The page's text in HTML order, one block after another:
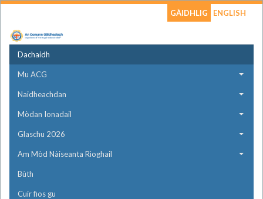
GÀIDHLIG ENGLISH
Dachaidh
Mu ACG
Naidheachdan
Mòdan Ionadail
Glaschu 2026
Am Mòd Nàiseanta Rìoghail
Bùth
Cuir fios gu